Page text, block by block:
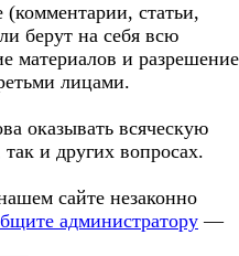
статьи,
берут на себя всю
материалов и разрешение
лицами.
оказывать всяческую
и других вопросах.
сайте незаконно
администратору —